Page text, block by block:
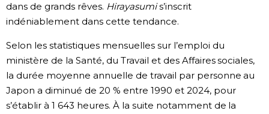
dans de grands rêves. Hirayasumis’inscrit
indéniablement dans cette tendance.
Selon les statistiques mensuelles sur l’emploi du
ministère de la Santé, du Travail et des Affaires sociales,
la durée moyenne annuelle de travail par personne au
Japon a diminué de 20 % entre 1990 et 2024, pour
s’établir à 1 643 heures. À la suite notamment de la